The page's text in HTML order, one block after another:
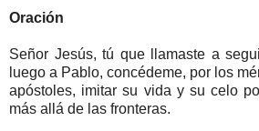
Oración
Señor Jesús, tú que llamaste a
luego a Pablo, concédeme, por los
apóstoles, imitar su vida y su celo
más allá de las fronteras.